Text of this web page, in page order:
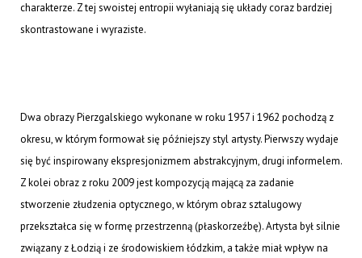
charakterze. Z tej swoistej entropii wyłaniają się układy coraz bardziej
skontrastowane i wyraziste.
Dwa obrazy Pierzgalskiego wykonane w roku 1957 i 1962 pochodzą z
okresu, w którym formował się późniejszy styl artysty. Pierwszy wydaje
się być inspirowany ekspresjonizmem abstrakcyjnym, drugi informelem.
Z kolei obraz z roku 2009 jest kompozycją mającą za zadanie
stworzenie złudzenia optycznego, w którym obraz sztalugowy
przekształca się w formę przestrzenną (płaskorzeźbę). Artysta był silnie
związany z Łodzią i ze środowiskiem łódzkim, a także miał wpływ na